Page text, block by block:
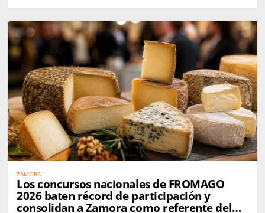
ZAMORA
Los concursos nacionales de FROMAGO
2026 baten récord de participación y
consolidan a Zamora como referente del